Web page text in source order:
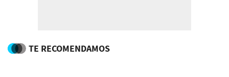
TE RECOMENDAMOS